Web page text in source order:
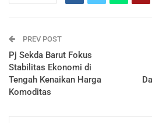
PREV POST
Pj Sekda Barut Fokus
Stabilitas Ekonomi di
Tengah Kenaikan Harga
Komoditas